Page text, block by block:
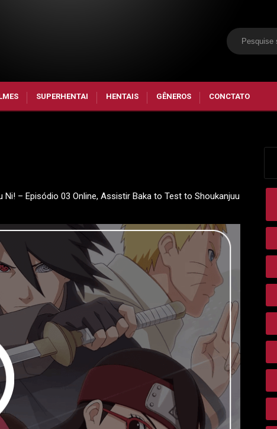
SUPERHENTAI HENTAIS GÊNEROS CONCTATO
– Episódio 03 Online, Assistir Baka to Test to Shoukanjuu